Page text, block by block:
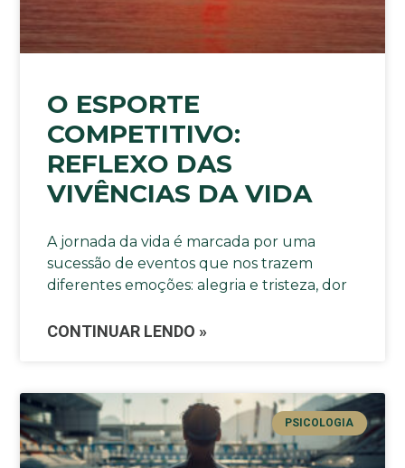
O ESPORTE
COMPETITIVO:
REFLEXO DAS
VIVÊNCIAS DA VIDA
A jornada da vida é marcada por uma
sucessão de eventos que nos trazem
diferentes emoções: alegria e tristeza, dor
CONTINUAR LENDO »
PSICOLOGIA